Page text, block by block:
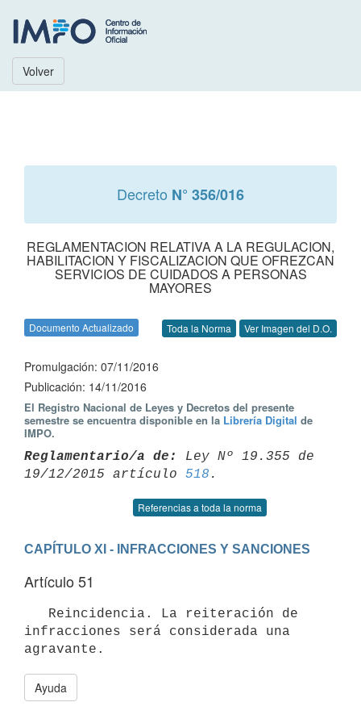
Volver
Decreto N° 356/016
REGLAMENTACION RELATIVA A LA REGULACION,
HABILITACION Y FISCALIZACION QUE OFREZCAN
SERVICIOS DE CUIDADOS A PERSONAS
MAYORES
Documento Actualizado Toda la Norma Ver Imagen del D.O.
Promulgación: 07/11/2016
Publicación: 14/11/2016
El Registro Nacional de Leyes y Decretos del presente
semestre se encuentra disponible en la Librería Digital de
IMPO.
Reglamentario/a de:
Ley Nº 19.355 de
19/12/2015 artículo 518
Referencias a toda la norma
CAPÍTULO XI - INFRACCIONES Y SANCIONES
Artículo 51
infracciones será considerada una
Ayuda